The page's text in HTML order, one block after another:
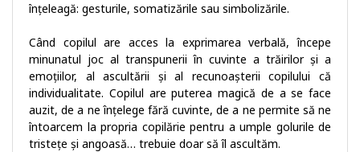
înţeleagă: gesturile, somatizările sau simbolizările.
Când copilul are acces la exprimarea verbală, începe
minunatul joc al transpunerii în cuvinte a trăirilor şi a
emoţiilor, al ascultării şi al recunoaşterii copilului că
individualitate. Copilul are puterea magică de a se face
auzit, de a ne înţelege fără cuvinte, de a ne permite să ne
întoarcem la propria copilărie pentru a umple golurile de
tristeţe şi angoasă… trebuie doar să îl ascultăm.